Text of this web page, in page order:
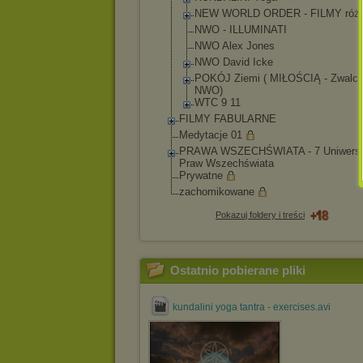
NEW WORLD ORDER - FILMY
NWO - ILLUMINATI
NWO Alex Jones
NWO David Icke
POKÓJ Ziemi ( MIŁOŚCIĄ -
NWO)
WTC 9 11
FILMY FABULARNE
Medytacje 01
PRAWA WSZECHŚWIATA - 7
Praw Wszechświata
Prywatne
zachomikowane
Pokazuj foldery i treści
Ostatnio pobierane pliki
kundalini yoga tantra - exercises.avi